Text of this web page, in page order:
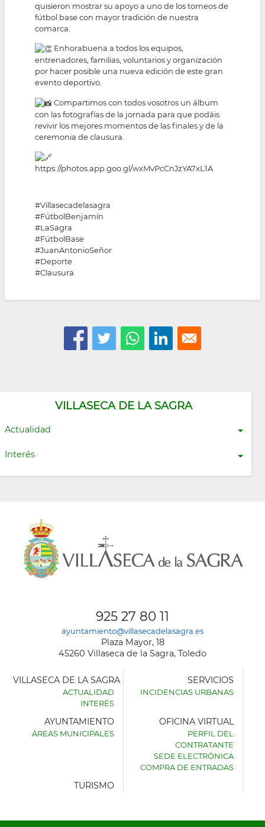
VILLASECA DE LA SAGRA
Actualidad
Interés
quisieron mostrar su apoyo a uno de los torneos de
fútbol base con mayor tradición de nuestra
comarca.
Enhorabuena a todos los equipos,
entrenadores, familias, voluntarios y organización
por hacer posible una nueva edición de este gran
evento deportivo.
Compartimos con todos vosotros un álbum
con las fotografías de la jornada para que podáis
revivir los mejores momentos de las finales y de la
ceremonia de clausura.
https://photos.app.goo.gl/wxMvPcCnJzYA7xL1A
#Villasecadelasagra
#FútbolBenjamín
#LaSagra
#FútbolBase
#JuanAntonioSeñor
#Deporte
#Clausura
925 27 80 11
ayuntamiento@villasecadelasagra.es
Plaza Mayor, 18
45260 Villaseca de la Sagra, Toledo
AYUNTAMIENTO
VILLASECA DE LA SAGRA
ACTUALIDAD
INTERÉS
SERVICIOS
INCIDENCIAS URBANAS
AYUNTAMIENTO
ÁREAS MUNICIPALES
OFICINA VIRTUAL
PERFIL DEL
CONTRATANTE
SEDE ELECTRÓNICA
COMPRA DE ENTRADAS
TURISMO